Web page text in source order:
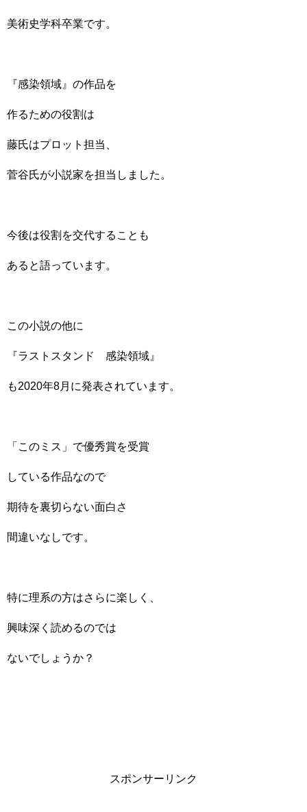
美術史学科卒業です。
『感染領域』の作品を
作るための役割は
藤氏はプロット担当、
菅谷氏が小説家を担当しました。
今後は役割を交代することも
あると語っています。
この小説の他に
『ラストスタンド 感染領域』
も2020年8月に発表されています。
「このミス」で優秀賞を受賞
している作品なので
期待を裏切らない面白さ
間違いなしです。
特に理系の方はさらに楽しく、
興味深く読めるのでは
ないでしょうか？
スポンサーリンク